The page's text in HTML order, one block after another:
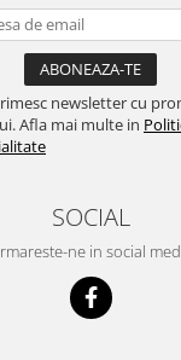
newsletter cu
Afla mai multe in
SOCIAL
ne in social